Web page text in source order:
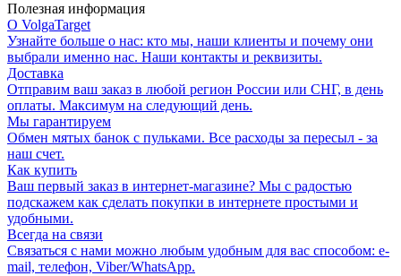
Полезная информация
О VolgaTarget
Узнайте больше о нас: кто мы, наши клиенты и почему они
выбрали именно нас. Наши контакты и реквизиты.
Доставка
Отправим ваш заказ в любой регион России или СНГ, в день
оплаты. Максимум на следующий день.
Мы гарантируем
Обмен мятых банок с пульками. Все расходы за пересыл - за
наш счет.
Как купить
Ваш первый заказ в интернет-магазине? Мы с радостью
подскажем как сделать покупки в интернете простыми и
удобными.
Всегда на связи
Связаться с нами можно любым удобным для вас способом: e-
mail, телефон, Viber/WhatsApp.